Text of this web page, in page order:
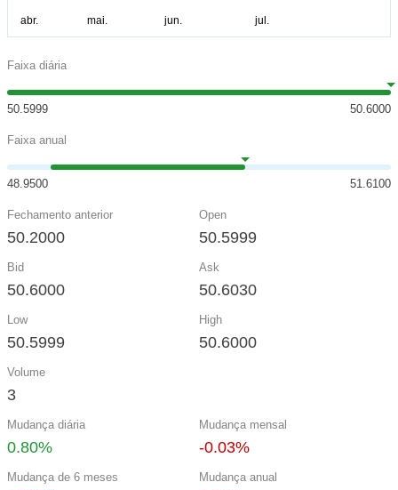
Faixa diária
50.5999 50.6000
Faixa anual
48.9500 51.6100
Fechamento anterior
50.2000
Open
50.5999
Bid
50.6000
Ask
50.6030
Low
50.5999
High
50.6000
Volume
3
Mudança diária
0.80%
Mudança mensal
-0.03%
Mudança de 6 meses Mudança anual